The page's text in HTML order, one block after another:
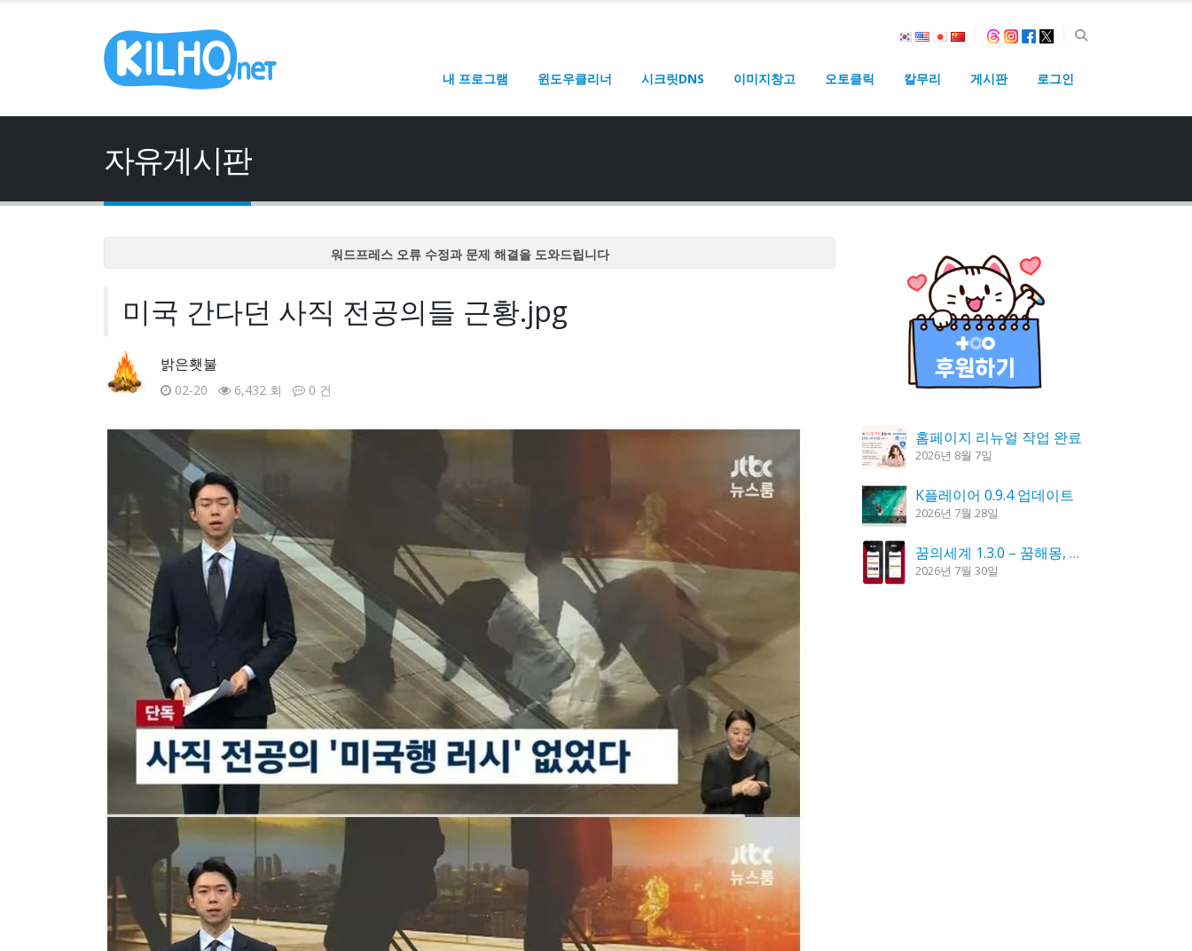
내 프로그램 윈도우클리너 시크릿DNS 이미지창고 오토클릭 칼무리 게시판 로그인
자유게시판
워드프레스 오류 수정과 문제 해결을 도와드립니다
워드프레스 오류 수정과 문제 해결을 도와드립니다
워드프레스 오류 수정과 문제 해결을 도와드립니다
미국 간다던 사직 전공의들 근황.jpg
밝은횃불
02-20 6,432 회 0 건
홈페이지 리뉴얼 작업 완료
2026년 8월 7일
K플레이어 0.9.4 업데이트
2026년 7월 28일
꿈의세계 1.3.0 – 꿈해몽, 꿈풀이
2026년 7월 30일